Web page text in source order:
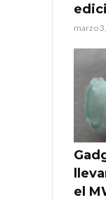
marzo
el